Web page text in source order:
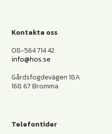
Kontakta oss
08-564 714 42
info@hos.se
Gårdsfogdevägen 18A
168 67 Bromma
Telefontider